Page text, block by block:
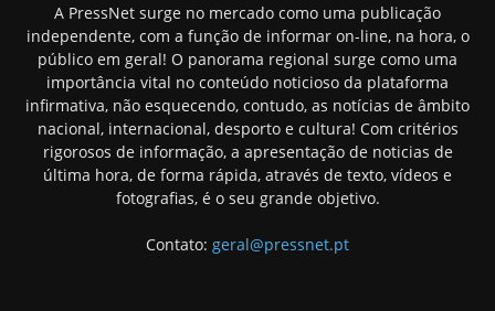
A PressNet surge no mercado como uma publicação
independente, com a função de informar on-line, na hora, o
público em geral! O panorama regional surge como uma
importância vital no conteúdo noticioso da plataforma
infirmativa, não esquecendo, contudo, as notícias de âmbito
nacional, internacional, desporto e cultura! Com critérios
rigorosos de informação, a apresentação de noticias de
última hora, de forma rápida, através de texto, vídeos e
fotografias, é o seu grande objetivo.
Contato: geral@pressnet.pt